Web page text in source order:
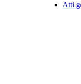
Atti